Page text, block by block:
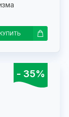
КУПИТЬ
- 35%